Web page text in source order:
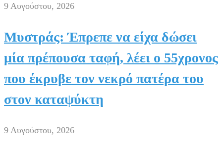
9 Αυγούστου, 2026
Μυστράς: Έπρεπε να είχα δώσει
μία πρέπουσα ταφή, λέει ο 55χρονος
που έκρυβε τον νεκρό πατέρα του
στον καταψύκτη
9 Αυγούστου, 2026